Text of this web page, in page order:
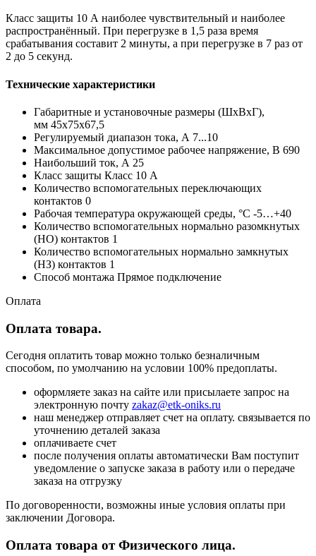
Класс защиты 10 А наиболее чувствительный и наиболее
распространённый. При перегрузке в 1,5 раза время
срабатывания составит 2 минуты, а при перегрузке в 7 раз от
2 до 5 секунд.
Технические характеристики
Габаритные и установочные размеры (ШхВхГ),
мм 45x75x67,5
Регулируемый диапазон тока, А 7...10
Максимальное допустимое рабочее напряжение, В 690
Наибольший ток, А 25
Класс защиты Класс 10 A
Количество вспомогательных переключающих
контактов 0
Рабочая температура окружающей среды, °C -5…+40
Количество вспомогательных нормально разомкнутых
(НО) контактов 1
Количество вспомогательных нормально замкнутых
(НЗ) контактов 1
Способ монтажа Прямое подключение
Оплата
Оплата товара.
Сегодня оплатить товар можно только безналичным
способом, по умолчанию на условии 100% предоплаты.
оформляете заказ на сайте или присылаете запрос на
электронную почту zakaz@etk-oniks.ru
наш менеджер отправляет счет на оплату. связывается по
уточнению деталей заказа
оплачиваете счет
после получения оплаты автоматически Вам поступит
уведомление о запуске заказа в работу или о передаче
заказа на отгрузку
По договоренности, возможны иные условия оплаты при
заключении Договора.
Оплата товара от Физического лица.